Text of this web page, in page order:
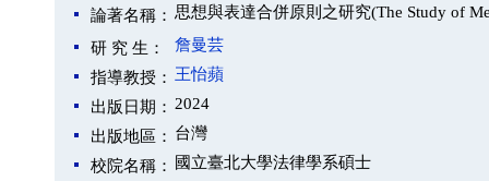
論著名稱： 思想與表達合併原則之研究(The Study of
研 究 生：
詹曼芸
指導教授： 王怡蘋
出版日期： 2024
出版地區： 台灣
校院名稱：
國立臺北大學法律學系碩士